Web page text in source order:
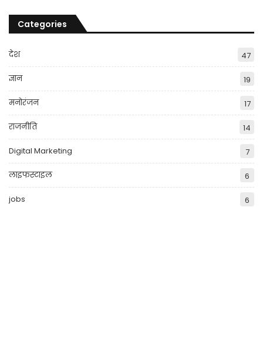
Categories
देश 47
ज्ञान 19
मनोरंजन 17
राजनीति 14
Digital Marketing 7
लाइफस्टाइल 6
jobs 6